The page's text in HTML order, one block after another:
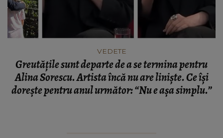
VEDETE
Greutățile sunt departe de a se termina pentru
Alina Sorescu. Artista încă nu are liniște. Ce își
dorește pentru anul următor: “Nu e așa simplu.”